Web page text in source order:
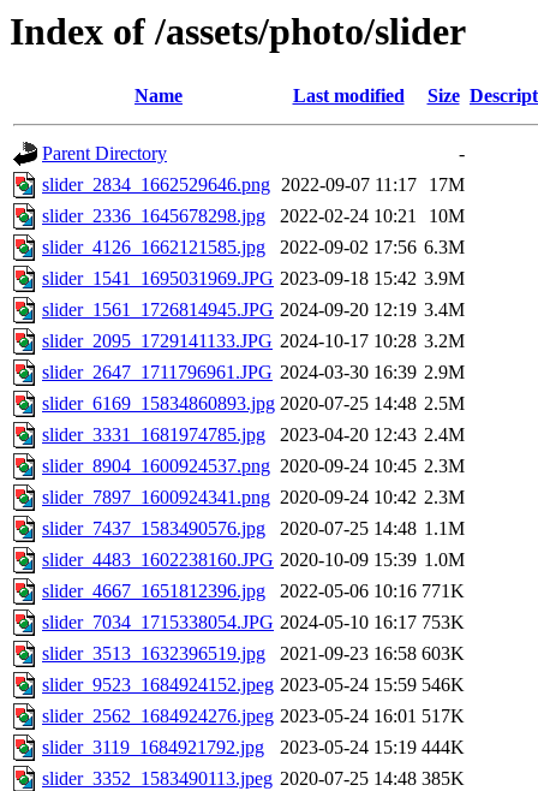
Index of /assets/photo/slider
Name Last modified Size
Parent Directory
-
slider_2834_1662529646.png 2022-09-07 11:17
17M
slider_2336_1645678298.jpg
2022-02-24 10:21
10M
slider_4126_1662121585.jpg
2022-09-02 17:56 6.3M
slider_1541_1695031969.JPG 2023-09-18 15:42 3.9M
slider_1561_1726814945.JPG 2024-09-20 12:19 3.4M
slider_2095_1729141133.JPG 2024-10-17 10:28 3.2M
slider_2647_1711796961.JPG 2024-03-30 16:39 2.9M
slider_6169_15834860893.jpg 2020-07-25 14:48 2.5M
slider_3331_1681974785.jpg
2023-04-20 12:43 2.4M
slider_8904_1600924537.png 2020-09-24 10:45 2.3M
slider_7897_1600924341.png 2020-09-24 10:42 2.3M
slider_7437_1583490576.jpg
2020-07-25 14:48 1.1M
slider_4483_1602238160.JPG 2020-10-09 15:39 1.0M
slider_4667_1651812396.jpg
2022-05-06 10:16 771K
slider_7034_1715338054.JPG 2024-05-10 16:17 753K
slider_3513_1632396519.jpg
2021-09-23 16:58 603K
slider_9523_1684924152.jpeg 2023-05-24 15:59 546K
slider_2562_1684924276.jpeg 2023-05-24 16:01 517K
slider_3119_1684921792.jpg
2023-05-24 15:19 444K
slider_3352_1583490113.jpeg 2020-07-25 14:48 385K